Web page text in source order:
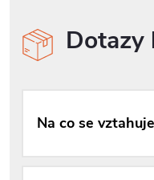
Dotazy
Na co se